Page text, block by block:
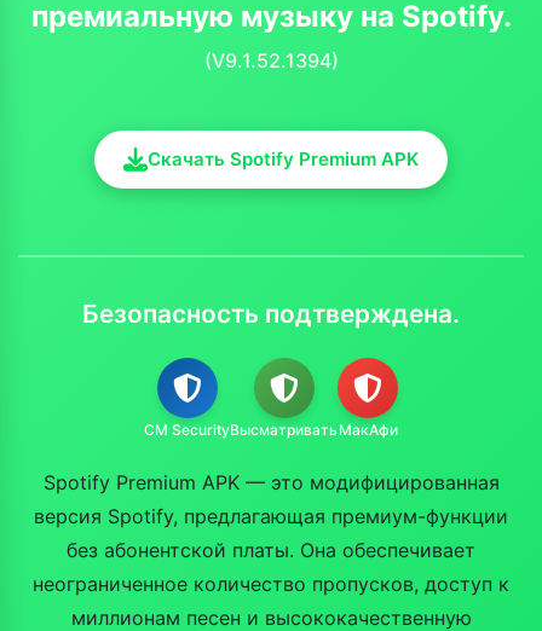
премиальную музыку на Spotify.
(V9.1.52.1394)
Скачать Spotify Premium APK
Безопасность подтверждена.
CM SecurityВысматриватьМакАфи
Spotify Premium APK — это модифицированная
версия Spotify, предлагающая премиум-функции
без абонентской платы. Она обеспечивает
неограниченное количество пропусков, доступ к
миллионам песен и высококачественную